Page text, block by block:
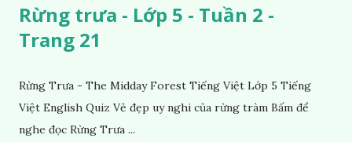
Rừng trưa - Lớp 5 - Tuần 2 -
Trang 21
Rừng Trưa - The Midday Forest Tiếng Việt Lớp 5 Tiếng
Việt English Quiz Vẻ đẹp uy nghi của rừng tràm Bấm để
nghe đọc Rừng Trưa ...